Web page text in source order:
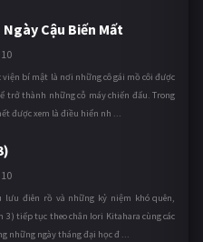
Cậu Biến Mất
10
bí mật là nơi những cô gái mồ côi được
trở thành những cỗ máy chiến đấu. Trong
được xem là điều hiển nh ...
10
lưu điên rồ và những kỷ niệm khó quên,
3) tiếp tục theo chân Iori Kitahara cùng các
những ngày tháng đại học đ ...